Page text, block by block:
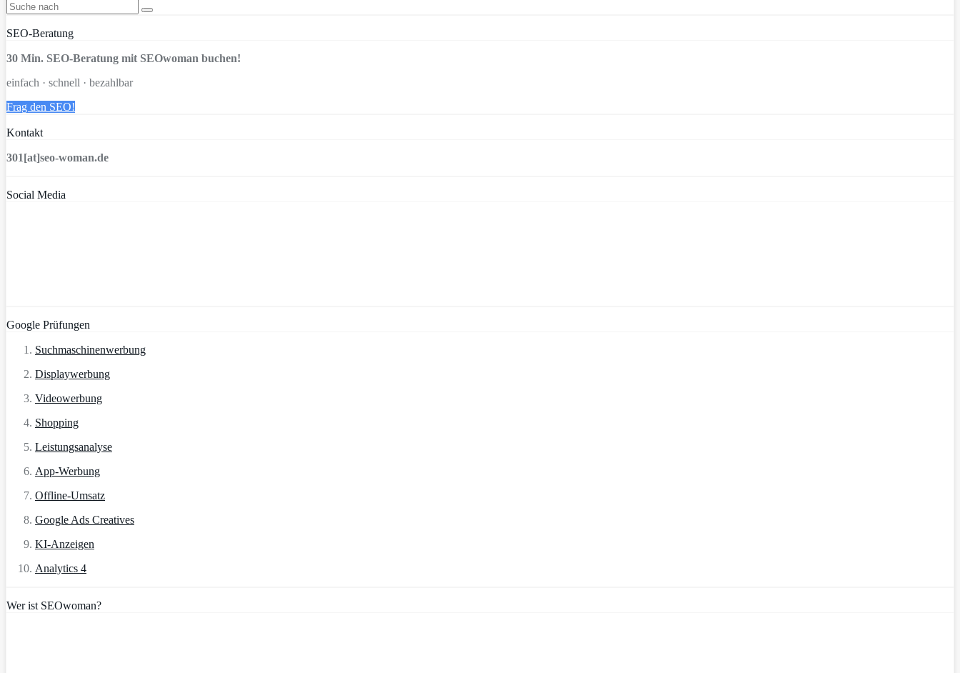
SEO-Beratung
30 Min. SEO-Beratung mit SEOwoman buchen!
einfach · schnell · bezahlbar
Frag den SEO!
Kontakt
301[at]seo-woman.de
Social Media
Google Prüfungen
Suchmaschinenwerbung
Displaywerbung
Videowerbung
Shopping
Leistungsanalyse
App-Werbung
Offline-Umsatz
Google Ads Creatives
KI-Anzeigen
Analytics 4
Wer ist SEOwoman?